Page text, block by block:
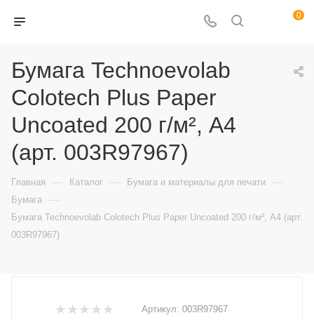
0
Бумага Technoevolab
Colotech Plus Paper
Uncoated 200 г/м², A4
(арт. 003R97967)
Главная — Каталог — Бумага и материалы для печати —
Бумага —
Бумага Technoevolab Colotech Plus Paper Uncoated 200 г/м², A4 (арт.
003R97967)
Артикул: 003R97967